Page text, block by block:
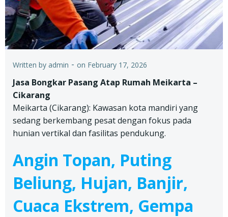
Written by admin - on February 17, 2026
Jasa Bongkar Pasang Atap Rumah Meikarta –
Cikarang
Meikarta (Cikarang): Kawasan kota mandiri yang
sedang berkembang pesat dengan fokus pada
hunian vertikal dan fasilitas pendukung.
Angin Topan, Puting
Beliung, Hujan, Banjir,
Cuaca Ekstrem, Gempa